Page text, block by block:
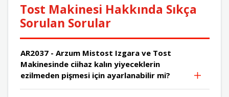
Tost Makinesi Hakkında Sıkça
Sorulan Sorular
AR2037 - Arzum Mistost Izgara ve Tost
Makinesinde ciihaz kalın yiyeceklerin
ezilmeden pişmesi için ayarlanabilir mi?